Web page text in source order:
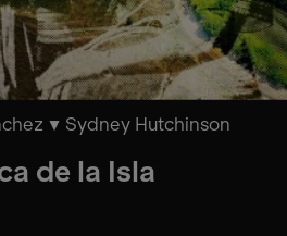
Sydney Hutchinson
de la Isla